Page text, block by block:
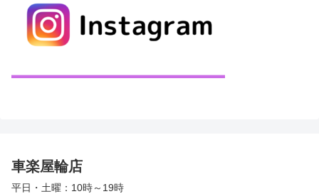
車楽屋輪店
平日・土曜：10時～19時